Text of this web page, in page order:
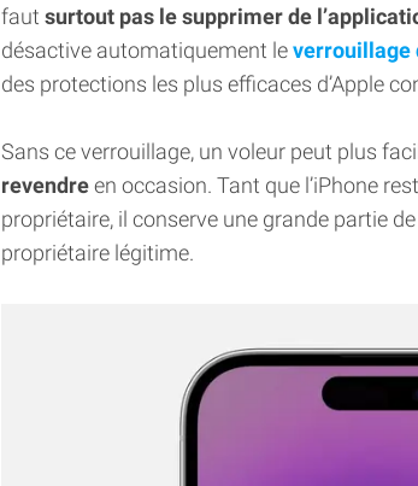
faut surtout pas le supprimer de
désactive automatiquement leverrouillage
des protections les plus efficaces d’Apple
Sans ce verrouillage, un voleur peut plus
revendreen occasion. Tant que l’iPhone
propriétaire, il conserve une grande partie
propriétaire légitime.